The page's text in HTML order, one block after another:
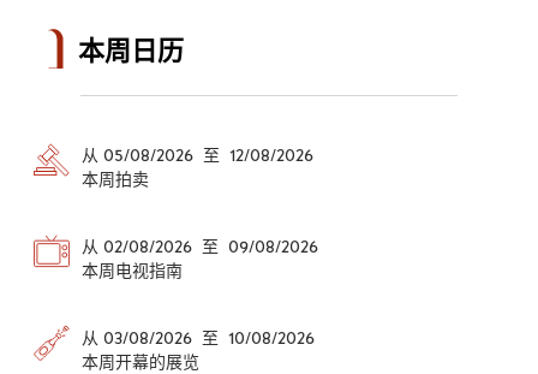
本周日历
从 05/08/2026 至 12/08/2026
本周拍卖
从 02/08/2026 至 09/08/2026
本周电视指南
从 03/08/2026 至 10/08/2026
本周开幕的展览